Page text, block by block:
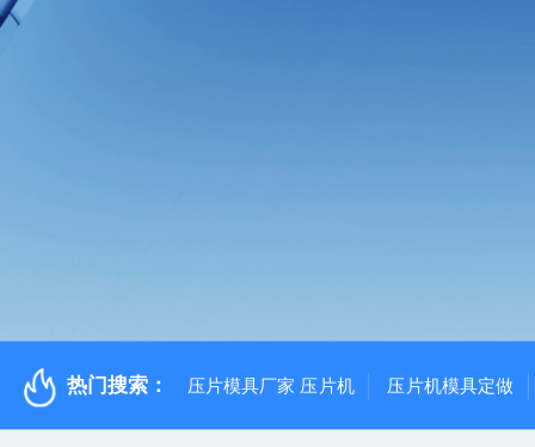
热门搜索： 压片模具厂家 压片机 压片机模具定做